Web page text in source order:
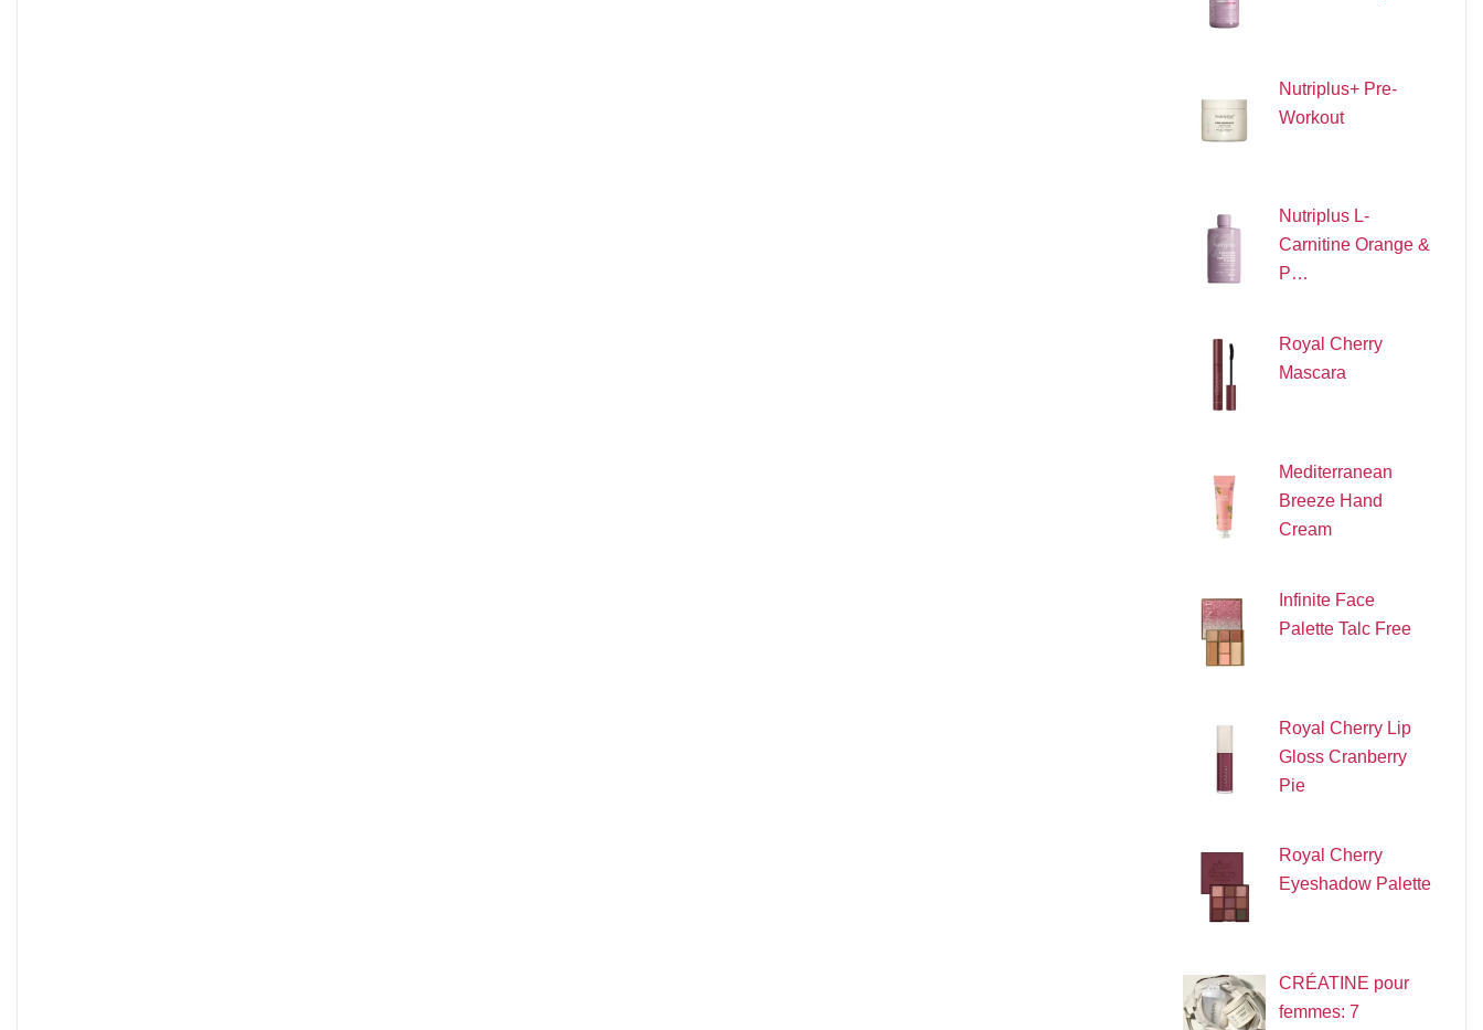
Nutriplus+ Pre-
Workout
Nutriplus L-
Carnitine Orange &
P…
Royal Cherry
Mascara
Mediterranean
Breeze Hand
Cream
Infinite Face
Palette Talc Free
Royal Cherry Lip
Gloss Cranberry
Pie
Royal Cherry
Eyeshadow Palette
CRÉATINE pour
femmes: 7